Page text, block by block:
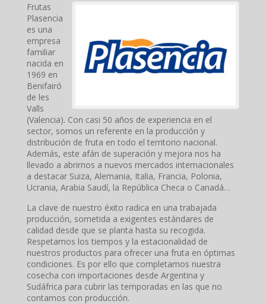
Frutas
Plasencia
es una
empresa
familiar
nacida en
1969 en
Benifairó
de les
Valls
(Valencia). Con casi 50 años de experiencia en el
sector, somos un referente en la producción y
distribución de fruta en todo el territorio nacional.
Además, este afán de superación y mejora nos ha
llevado a abrirnos a nuevos mercados internacionales
a destacar Suiza, Alemania, Italia, Francia, Polonia,
Ucrania, Arabia Saudí, la República Checa o Canadá…
La clave de nuestro éxito radica en una trabajada
producción, sometida a exigentes estándares de
calidad desde que se planta hasta su recogida.
Respetamos los tiempos y la estacionalidad de
nuestros productos para ofrecer una fruta en óptimas
condiciones. Es por ello que completamos nuestra
cosecha con importaciones desde Argentina y
Sudáfrica para cubrir las temporadas en las que no
contamos con producción.